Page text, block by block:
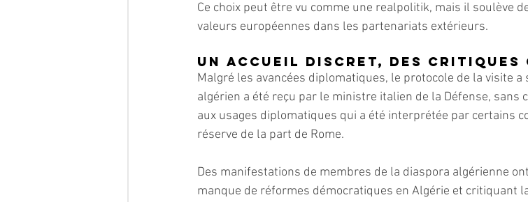
Ce choix peut être vu comme une realpolitik, mais il soulève
valeurs européennes dans les partenariats extérieurs.
Un accueil discret, des critiques
Malgré les avancées diplomatiques, le protocole de la visite
algérien a été reçu par le ministre italien de la Défense,
aux usages diplomatiques qui a été interprétée par certains
réserve de la part de Rome.
Des manifestations de membres de la diaspora algérienne
manque de réformes démocratiques en Algérie et critiquant